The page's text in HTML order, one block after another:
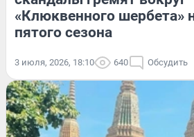
«Клюквенного шербета»
пятого сезона
3 июля, 2026, 18:10 640 Обсудить